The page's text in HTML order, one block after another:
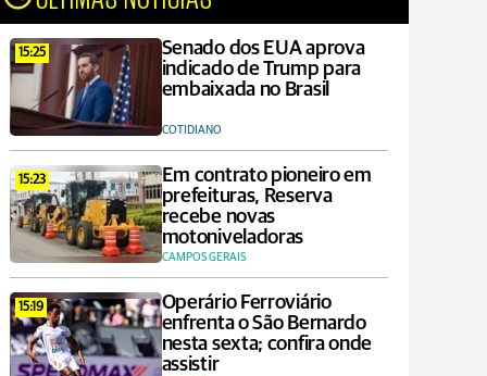
15:25
Senado dos EUA aprova
indicado de Trump para
embaixada no Brasil
COTIDIANO
15:23
Em contrato pioneiro em
prefeituras, Reserva
recebe novas
motoniveladoras
CAMPOS GERAIS
15:19
Operário Ferroviário
enfrenta o São Bernardo
nesta sexta; confira onde
assistir